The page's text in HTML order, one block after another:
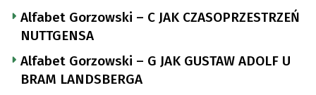
Alfabet Gorzowski – C JAK CZASOPRZESTRZEŃ
NUTTGENSA
Alfabet Gorzowski – G JAK GUSTAW ADOLF U
BRAM LANDSBERGA